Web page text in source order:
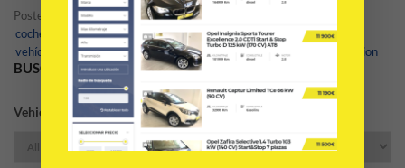
Posted in Noticias Taggedcoches de ocasion
coches de ocasion malaga,coches de segunda mano en malaga
vehículo de ocasión,vehiculo de ocasion malaga,vehiculos de ocasion
BUSCADOR DE COCHES
Vehicle Type: